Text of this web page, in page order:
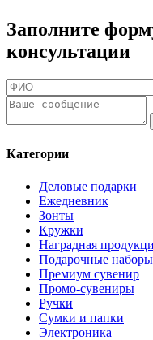
Заполните
консультации
Категории
Деловые подарки
Ежедневник
Зонты
Кружки
Наградная
Подарочные наборы
Премиум сувенир
Промо-сувениры
Ручки
Сумки и папки
Электроника